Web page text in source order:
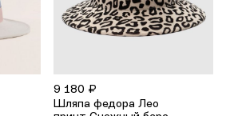
9 180 ₽
Шляпа федора Лео